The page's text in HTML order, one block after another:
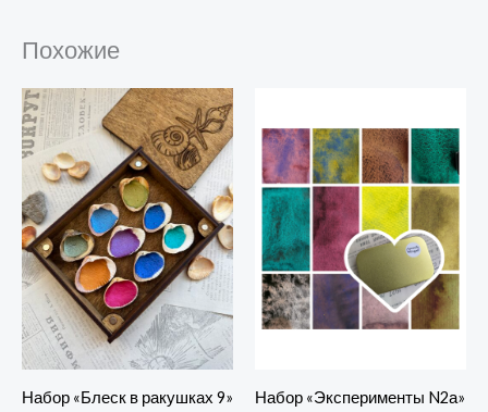
Похожие
Набор «Блеск в ракушках 9»
Набор «Эксперименты N2а»